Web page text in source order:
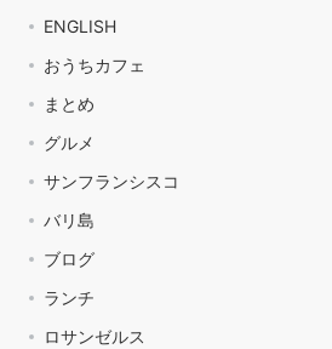
ENGLISH
おうちカフェ
まとめ
グルメ
サンフランシスコ
バリ島
ブログ
ランチ
ロサンゼルス